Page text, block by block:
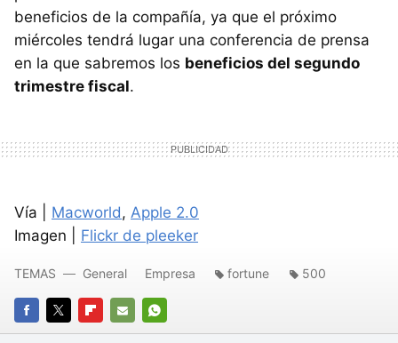
beneficios de la compañía, ya que el próximo
miércoles tendrá lugar una conferencia de prensa
en la que sabremos los beneficios del segundo
trimestre fiscal.
Vía | Macworld, Apple 2.0
Imagen | Flickr de pleeker
FACEBOOK
TWITTERFLIPBOARD
E-
WHATSAPP
TEMAS General Empresa fortune 500